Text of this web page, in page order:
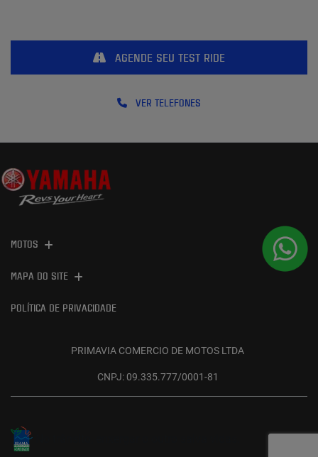
VER TELEFONES
AGENDE SEU TEST RIDE
MOTOS
MAPA DO SITE
POLÍTICA DE PRIVACIDADE
PRIMAVIA COMERCIO DE MOTOS LTDA
CNPJ: 09.335.777/0001-81